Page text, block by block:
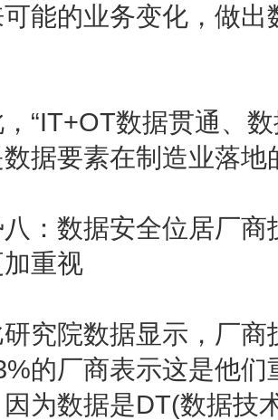
能的业务变化，做
数据贯通、数
据要素在制造业落地
数据安全位居厂商
重视
院数据显示，厂商
的厂商表示这是他
为数据是DT(数据技